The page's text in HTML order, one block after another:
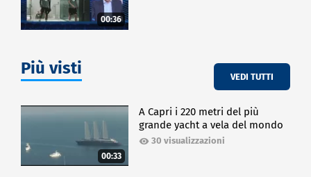
00:36
Più visti VEDI TUTTI
00:33
A Capri i 220 metri del più
grande yacht a vela del mondo
30 visualizzazioni